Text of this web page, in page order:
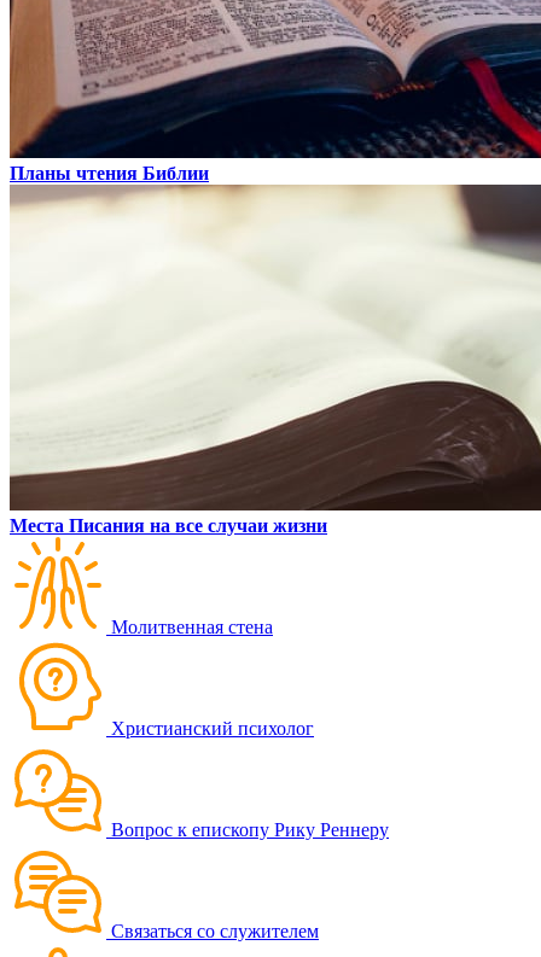
Планы чтения Библии
Места Писания на все случаи жизни
Молитвенная стена
Христианский психолог
Вопрос к епископу Рику Реннеру
Связаться со служителем